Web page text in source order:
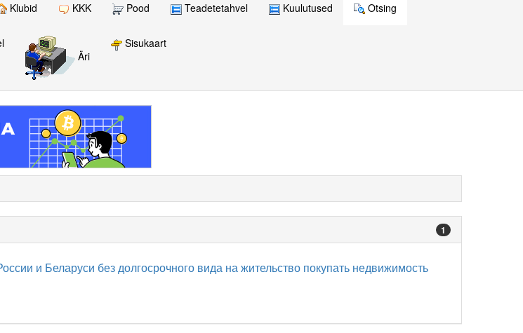
Klubid KKK Pood Teadetetahvel Kuulutused Otsing
Äri
Sisukaart
1
и Беларуси без долгосрочного вида на жительство покупать недвижимость